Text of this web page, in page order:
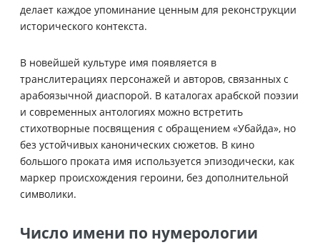
делает каждое упоминание ценным для реконструкции
исторического контекста.
В новейшей культуре имя появляется в
транслитерациях персонажей и авторов, связанных с
арабоязычной диаспорой. В каталогах арабской поэзии
и современных антологиях можно встретить
стихотворные посвящения с обращением «Убайда», но
без устойчивых канонических сюжетов. В кино
большого проката имя используется эпизодически, как
маркер происхождения героини, без дополнительной
символики.
Число имени по нумерологии